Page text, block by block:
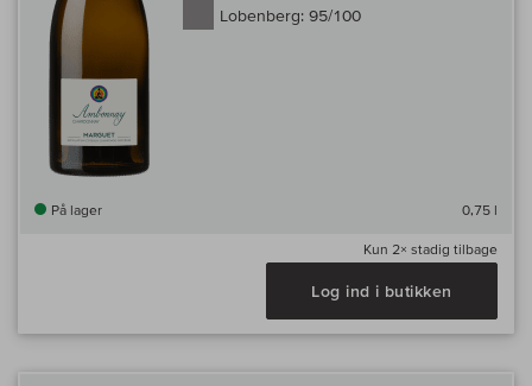
Lobenberg: 95/100
På lager 0,75 l
Kun 2× stadig tilbage
Log ind i butikken